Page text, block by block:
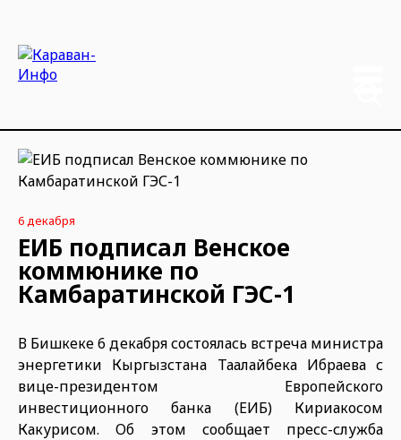
6 декабря
ЕИБ подписал Венское
коммюнике по
Камбаратинской ГЭС-1
В Бишкеке 6 декабря состоялась встреча министра
энергетики Кыргызстана Таалайбека Ибраева с
вице-президентом Европейского
инвестиционного банка (ЕИБ) Кириакосом
Какурисом. Об этом сообщает пресс-служба